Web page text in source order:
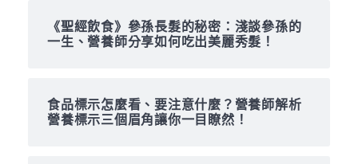
《聖經飲食》參孫長髮的秘密：淺談參孫的
一生、營養師分享如何吃出美麗秀髮！
食品標示怎麼看、要注意什麼？營養師解析
營養標示三個眉角讓你一目瞭然！